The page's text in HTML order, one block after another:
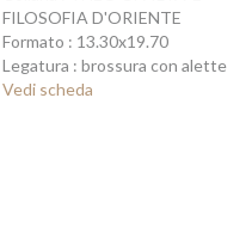
FILOSOFIA D'ORIENTE
Formato : 13.30x19.70
Legatura : brossura con alette
Vedi scheda